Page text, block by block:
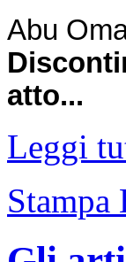
Abu
atto...
Leggi
Stampa